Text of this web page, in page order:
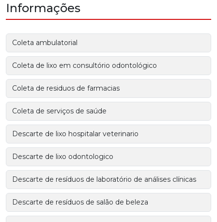
Informações
Coleta ambulatorial
Coleta de lixo em consultório odontológico
Coleta de residuos de farmacias
Coleta de serviços de saúde
Descarte de lixo hospitalar veterinario
Descarte de lixo odontologico
Descarte de resíduos de laboratório de análises clínicas
Descarte de resíduos de salão de beleza